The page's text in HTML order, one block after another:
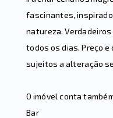
fascinantes,
natureza.
todos os dias. Preço
sujeitos a alteração
O imóvel conta
Bar